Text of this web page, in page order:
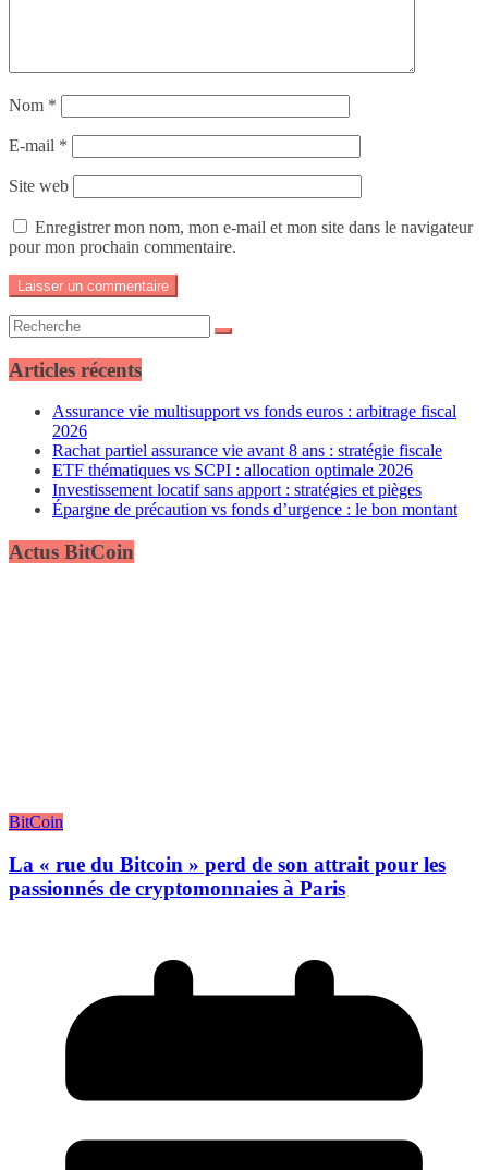
Nom *
E-mail *
Site web
Enregistrer mon nom, mon e-mail et mon site dans le navigateur
pour mon prochain commentaire.
Articles récents
Assurance vie multisupport vs fonds euros : arbitrage fiscal
2026
Rachat partiel assurance vie avant 8 ans : stratégie fiscale
ETF thématiques vs SCPI : allocation optimale 2026
Investissement locatif sans apport : stratégies et pièges
Épargne de précaution vs fonds d’urgence : le bon montant
Actus BitCoin
BitCoin
La « rue du Bitcoin » perd de son attrait pour les
passionnés de cryptomonnaies à Paris